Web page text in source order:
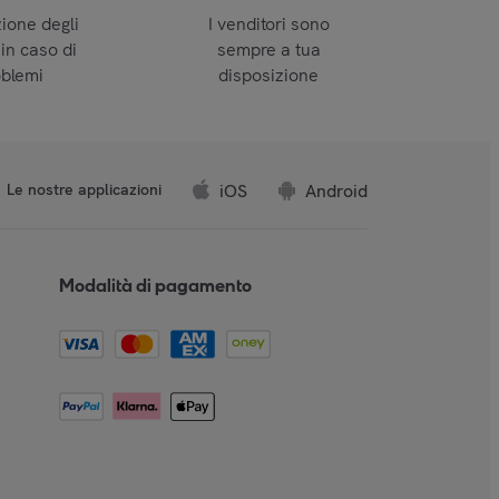
degli
caso di
I venditori sono
sempre a tua
disposizione
Le nostre applicazioni iOS Android
Modalità di pagamento